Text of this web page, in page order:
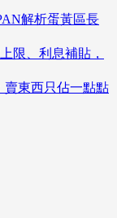
解析蛋黃區長
限、利息補貼，
賣東西只佔一點點